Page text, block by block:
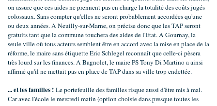
on assure que ces aides ne prennent pas en charge la totalité des coûts jugés
colossaux. Sans compter qu'elles ne seront probablement accordées qu'une
ou deux années. A Neuilly-sur-Marne, on précise donc que les TAP seront
gratuits tant que la commune touchera des aides de l'Etat. A Gournay, la
seule ville où tous acteurs semblent être en accord avec la mise en place de la
réforme, le maire sans étiquette Eric Schlegel reconnaît que celle-ci pèsera
très lourd sur les finances. A Bagnolet, le maire PS Tony Di Martino a ainsi
affirmé qu'il ne mettait pas en place de TAP dans sa ville trop endettée.
... et les familles ! Le portefeuille des familles risque aussi d'être mis à mal.
Car avec l'école le mercredi matin (option choisie dans presque toutes les